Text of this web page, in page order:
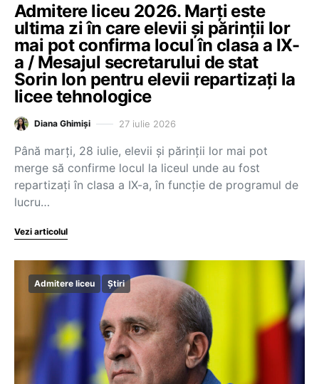
Admitere liceu 2026. Marți este
ultima zi în care elevii și părinții lor
mai pot confirma locul în clasa a IX-
a / Mesajul secretarului de stat
Sorin Ion pentru elevii repartizați la
licee tehnologice
Diana Ghimiși 27 iulie 2026
Până marți, 28 iulie, elevii și părinții lor mai pot
merge să confirme locul la liceul unde au fost
repartizați în clasa a IX-a, în funcție de programul de
lucru…
Vezi articolul
Admitere liceu Știri